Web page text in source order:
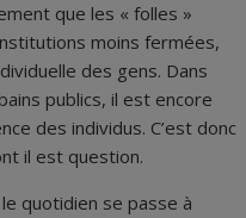
que les « folles »
moins fermées,
des gens. Dans
publics, il est encore
des individus. C’est donc
il est question.
quotidien se passe à